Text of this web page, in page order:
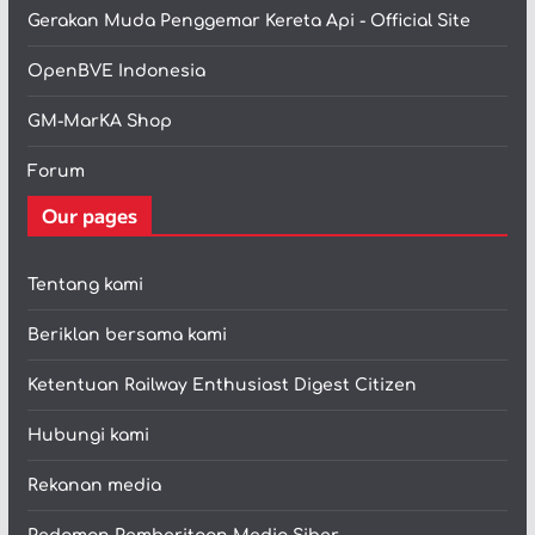
Gerakan Muda Penggemar Kereta Api - Official Site
OpenBVE Indonesia
GM-MarKA Shop
Forum
Our pages
Tentang kami
Beriklan bersama kami
Ketentuan Railway Enthusiast Digest Citizen
Hubungi kami
Rekanan media